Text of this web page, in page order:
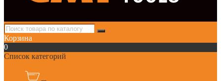
Корзина
0
Список категорий